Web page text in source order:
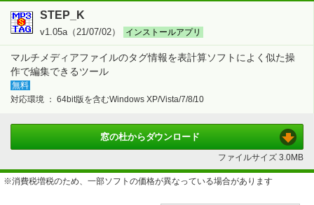
STEP_K
v1.05a（21/07/02） インストールアプリ
マルチメディアファイルのタグ情報を表計算ソフトによく似た操
作で編集できるツール
無料
対応環境 ： 64bit版を含むWindows XP/Vista/7/8/10
窓の杜からダウンロード
ファイルサイズ3.0MB
※消費税増税のため、一部ソフトの価格が異なっている場合があります